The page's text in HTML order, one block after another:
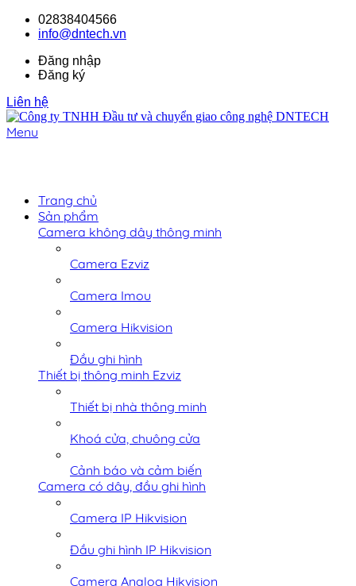
02838404566
info@dntech.vn
Đăng nhập
Đăng ký
Liên hệ
Menu
Trang chủ
Sản phẩm
Camera không dây thông minh
Camera Ezviz
Camera Imou
Camera Hikvision
Đầu ghi hình
Thiết bị thông minh Ezviz
Thiết bị nhà thông minh
Khoá cửa, chuông cửa
Cảnh báo và cảm biến
Camera có dây, đầu ghi hình
Camera IP Hikvision
Đầu ghi hình IP Hikvision
Camera Analog Hikvision